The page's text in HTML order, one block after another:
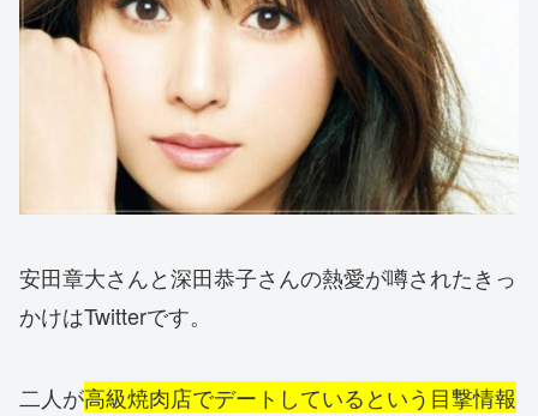
安田章大さんと深田恭子さんの熱愛が噂されたきっ
かけはTwitterです。
二人が高級焼肉店でデートしているという目撃情報